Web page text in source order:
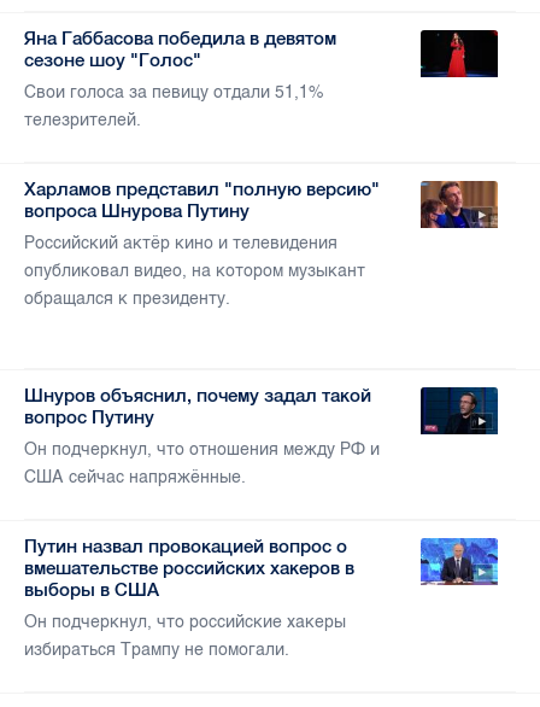
Яна Габбасова победила в девятом
сезоне шоу "Голос"
Свои голоса за певицу отдали 51,1%
телезрителей.
Харламов представил "полную версию"
вопроса Шнурова Путину
Российский актёр кино и телевидения
опубликовал видео, на котором музыкант
обращался к президенту.
Шнуров объяснил, почему задал такой
вопрос Путину
Он подчеркнул, что отношения между РФ и
США сейчас напряжённые.
Путин назвал провокацией вопрос о
вмешательстве российских хакеров в
выборы в США
Он подчеркнул, что российские хакеры
избираться Трампу не помогали.